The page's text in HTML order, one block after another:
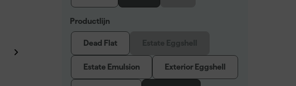
Productlijn
Dead Flat
Estate Emulsion Exterior Eggshell